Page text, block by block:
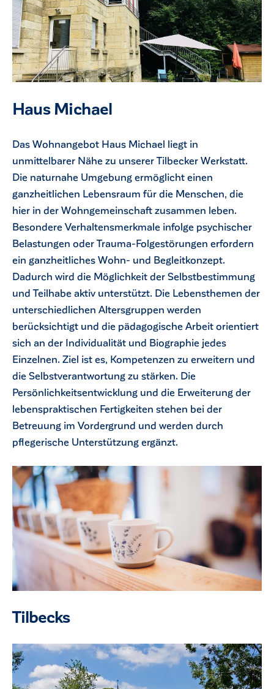
Haus Michael
Das Wohnangebot Haus Michael liegt in
unmittelbarer Nähe zu unserer Tilbecker Werkstatt.
Die naturnahe Umgebung ermöglicht einen
ganzheitlichen Lebensraum für die Menschen, die
hier in der Wohngemeinschaft zusammen leben.
Besondere Verhaltensmerkmale infolge psychischer
Belastungen oder Trauma-Folgestörungen erfordern
ein ganzheitliches Wohn- und Begleitkonzept.
Dadurch wird die Möglichkeit der Selbstbestimmung
und Teilhabe aktiv unterstützt. Die Lebensthemen der
unterschiedlichen Altersgruppen werden
berücksichtigt und die pädagogische Arbeit orientiert
sich an der Individualität und Biographie jedes
Einzelnen. Ziel ist es, Kompetenzen zu erweitern und
die Selbstverantwortung zu stärken. Die
Persönlichkeitsentwicklung und die Erweiterung der
lebenspraktischen Fertigkeiten stehen bei der
Betreuung im Vordergrund und werden durch
pflegerische Unterstützung ergänzt.
Tilbecks